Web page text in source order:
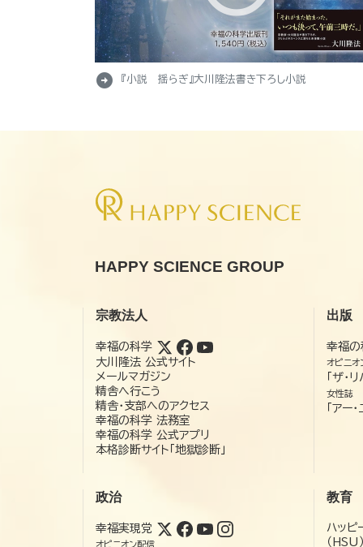
arrow_circle_right 『小説 揺らぎ』大川隆法書き下ろし小説
HAPPY SCIENCE GROUP
宗教法人
幸福の科学
大川隆法 公式サイト
メールマガジン
精舎へ行こう
精舎・支部へのアクセス
幸福の科学 法務室
幸福の科学 公式アプリ
本格診断サイト「地獄診断」
出版
幸福の
オピニオ
「ザ・
女性誌
「アー
政治
幸福実現党
オピニオン配信
教育
ハッピ
（HSU